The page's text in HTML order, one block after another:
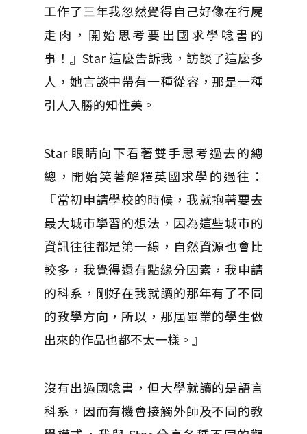
工作了三年我忽然覺得自己好像在行屍
走肉，開始思考要出國求學唸書的
事！』Star 這麼告訴我，訪談了這麼多
人，她言談中帶有一種從容，那是一種
引人入勝的知性美。
Star 眼睛向下看著雙手思考過去的總
總，開始笑著解釋英國求學的過往：
『當初申請學校的時候，我就抱著要去
最大城市學習的想法，因為這些城市的
資訊往往都是第一線，自然資源也會比
較多，我覺得還有點緣分因素，我申請
的科系，剛好在我就讀的那年有了不同
的教學方向，所以，那屆畢業的學生做
出來的作品也都不太一樣。』
沒有出過國唸書，但大學就讀的是語言
科系，因而有機會接觸外師及不同的教